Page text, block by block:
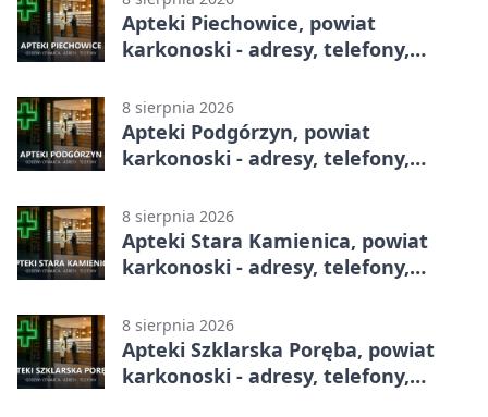
Apteki Piechowice, powiat
karkonoski - adresy, telefony,
8 sierpnia 2026
Apteki Podgórzyn, powiat
karkonoski - adresy, telefony,
8 sierpnia 2026
Apteki Stara Kamienica, powiat
karkonoski - adresy, telefony,
8 sierpnia 2026
Apteki Szklarska Poręba, powiat
karkonoski - adresy, telefony,